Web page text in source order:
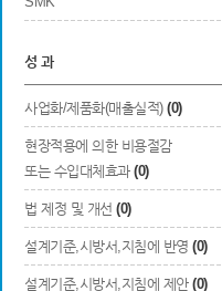
성 과
사업화/제품화(매출실적) (0)
현장적용에 의한 비용절감
또는 수입대체효과 (0)
법 제정 및 개선 (0)
설계기준,시방서,지침에 반영 (0)
설계기준,시방서,지침에 제안 (0)
다중경로 오차 30% 저감
사업명
국가과학표준분류